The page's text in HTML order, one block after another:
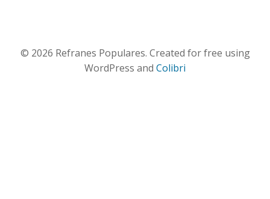
© 2026 Refranes Populares. Created for free using
WordPress and Colibri